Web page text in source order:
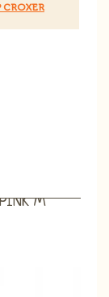
CROXER
M